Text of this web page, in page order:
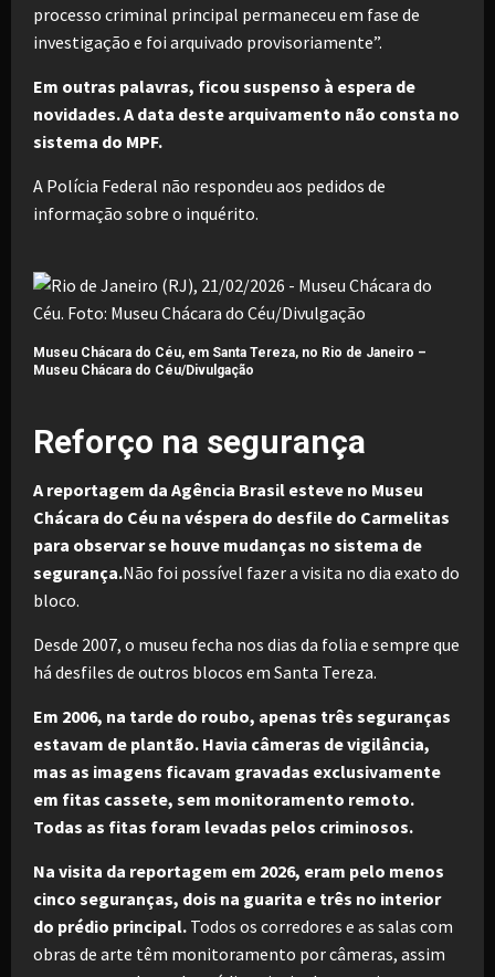
processo criminal principal permaneceu em fase de
investigação e foi arquivado provisoriamente”.
Em outras palavras, ficou suspenso à espera de
novidades. A data deste arquivamento não consta no
sistema do MPF.
A Polícia Federal não respondeu aos pedidos de
informação sobre o inquérito.
Museu Chácara do Céu, em Santa Tereza, no Rio de Janeiro –
Museu Chácara do Céu/Divulgação
Reforço na segurança
A reportagem da Agência Brasil esteve no Museu
Chácara do Céu na véspera do desfile do Carmelitas
para observar se houve mudanças no sistema de
segurança.Não foi possível fazer a visita no dia exato do
bloco.
Desde 2007, o museu fecha nos dias da folia e sempre que
há desfiles de outros blocos em Santa Tereza.
Em 2006, na tarde do roubo, apenas três seguranças
estavam de plantão. Havia câmeras de vigilância,
mas as imagens ficavam gravadas exclusivamente
em fitas cassete, sem monitoramento remoto.
Todas as fitas foram levadas pelos criminosos.
Na visita da reportagem em 2026, eram pelo menos
cinco seguranças, dois na guarita e três no interior
do prédio principal. Todos os corredores e as salas com
obras de arte têm monitoramento por câmeras, assim